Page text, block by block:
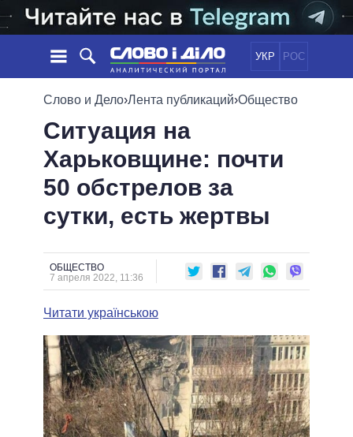
УКР РОС
НОВОСТИ
ЛЕНТА
СОБЫТИЯ
СТАТЬИ
ОБЗОРЫ
ДАЙДЖЕСТЫ
ПОЛИТИКА
ЭКОНОМИКА
ОБЩЕСТВО
ОБЕЩАНИЯ
ПОЛИТИКИ
ВСЕ ПОЛИТИКИ
ПРЕЗИДЕНТ И ОФИС
ВЕРХОВНАЯ РАДА
КАБИНЕТ МИНИСТРОВ
МЭРЫ
ВСЕ ПЕРСОНЫ
ИНФОГРАФИКА
ПОДДЕРЖАТЬ
СРАВНЕНИЕ ПОЛИТИКОВ
Слово и Дело›Лента публикаций›Общество
Ситуация на
Харьковщине: почти
50 обстрелов за
сутки, есть жертвы
ОБЩЕСТВО
7 апреля 2022, 11:36
Читати українською